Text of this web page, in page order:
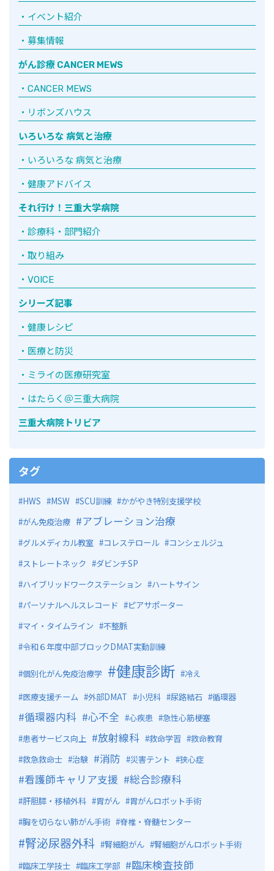
イベント紹介
募集情報
がん診療 CANCER MEWS
CANCER MEWS
リボンズハウス
いろいろな 病気と治療
いろいろな 病気と治療
健康アドバイス
それ行け！三重大学病院
診療科・部門紹介
取り組み
VOICE
シリーズ記事
健康レシピ
医療と防災
ミライの医療研究室
はたらく＠三重大病院
三重大病院トリビア
タグ
HWS MSW SCU訓練
かがやき特別支援学校
がん免疫治療
アブレーション治療
グルメディカル教室 コレステロール
コンシェルジュ
ストレートネック
ダビンチSP
ハイブリッドワークステーション
ハートサイン
パーソナルヘルスレコード
ピアサポーター
マイ・タイムライン
不整脈
令和６年度中部ブロックDMAT実動訓練
個別化がん免疫治療学 健康診断
冷え
医療支援チーム
外部DMAT 小児科 尿路結石 循環器
循環器内科 心不全 心疾患
急性心筋梗塞
患者サービス向上
放射線科 救命学習
救命教育
救急救命士
治験 消防 災害テント 狭心症
看護師キャリア支援 総合診療科
肝胆膵・移植外科 胃がん
胃がんロボット手術
胸を切らない肺がん手術
脊椎・脊髄センター
腎泌尿器外科 腎細胞がん
腎細胞がんロボット手術
臨床工学技士
臨床工学部 臨床検査技師